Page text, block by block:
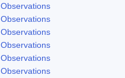
Observations
Observations
Observations
Observations
Observations
Observations